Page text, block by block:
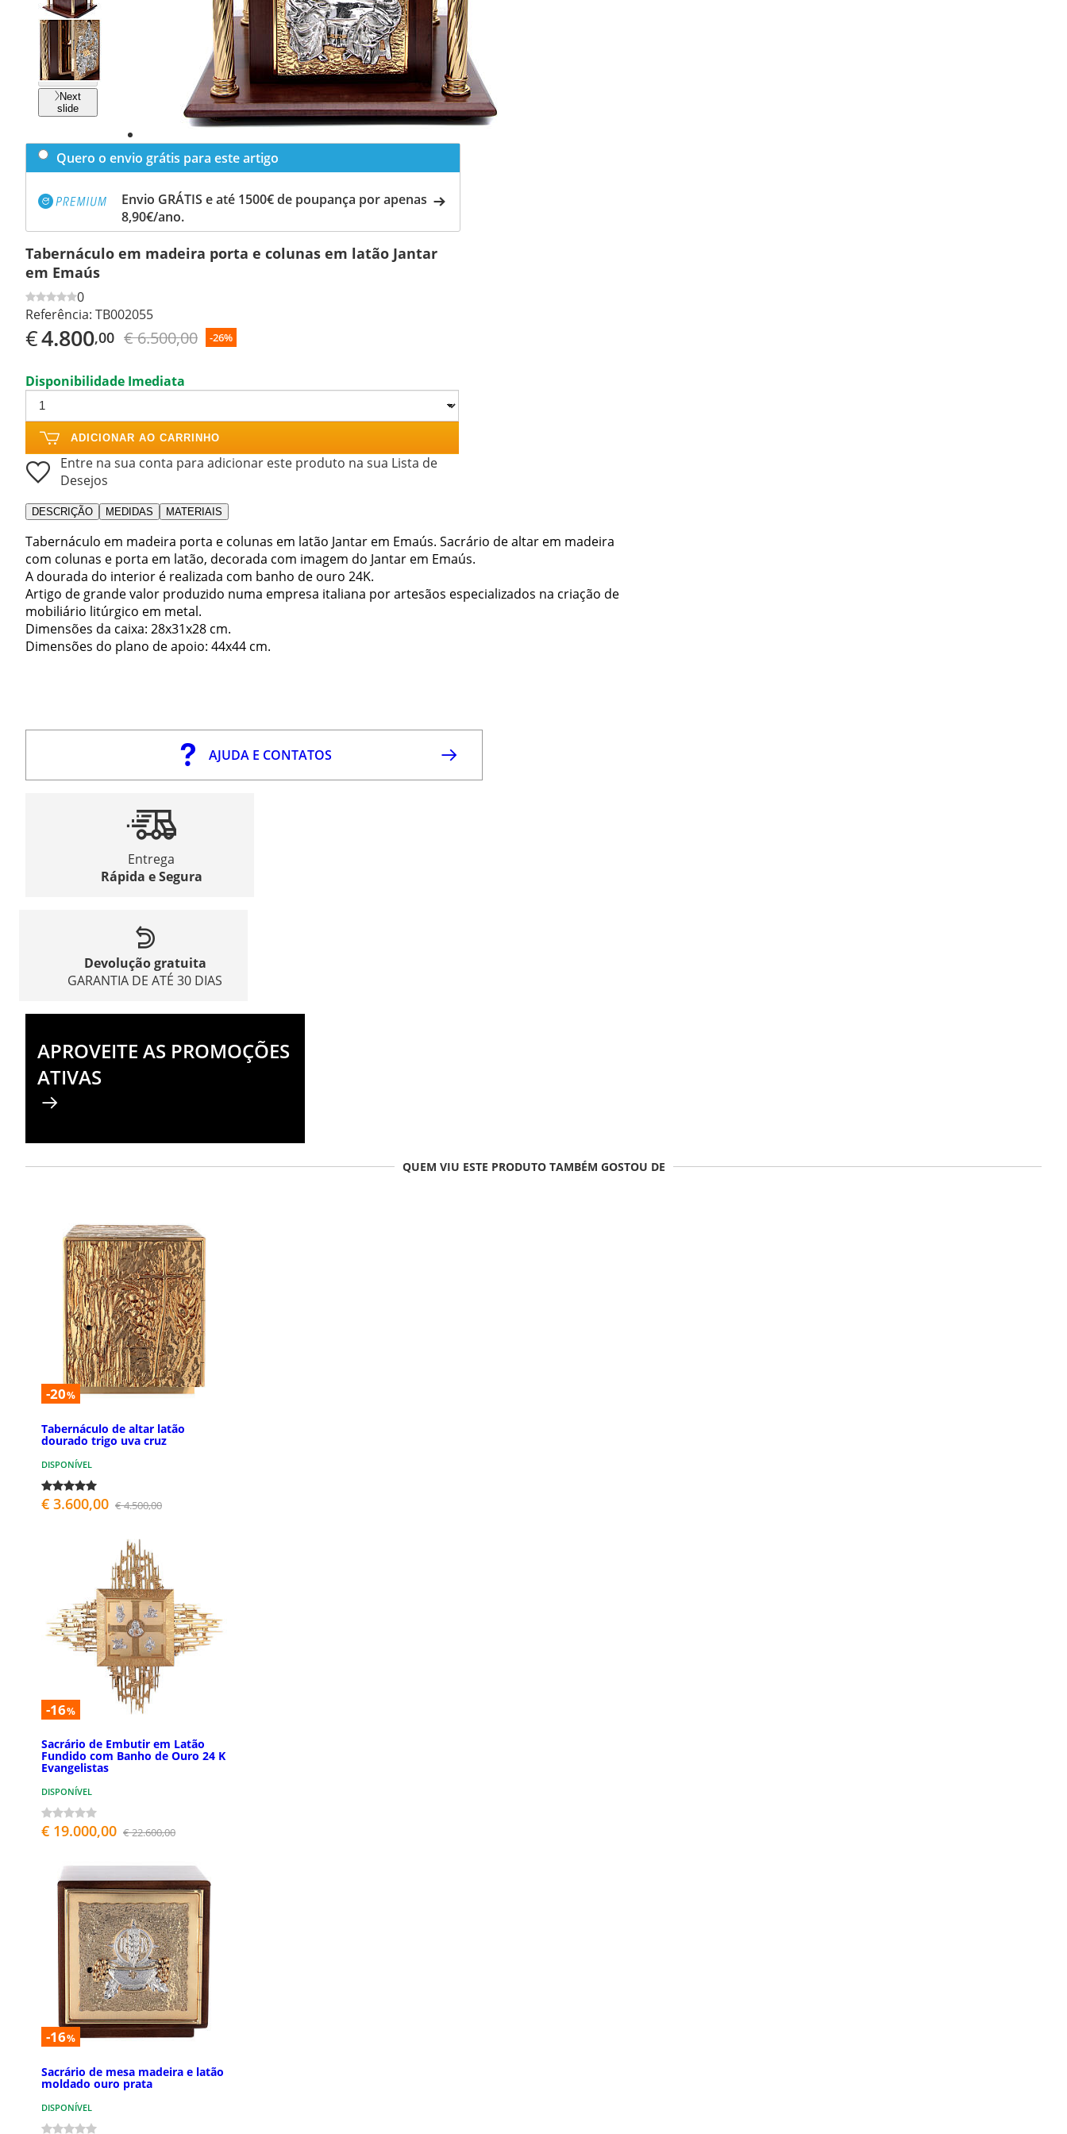
Previous
slide
Next
slide
Quero o envio grátis para este artigo
Envio GRÁTIS e até 1500€ de poupança por apenas
8,90€/ano.
Tabernáculo em madeira porta e colunas em latão Jantar
em Emaús
0
Referência: TB002055
€4.800,00 € 6.500,00 -26%
Disponibilidade Imediata
ADICIONAR AO CARRINHO
Entre na sua conta para adicionar este produto na sua Lista de
Desejos
DESCRIÇÃO MEDIDAS MATERIAIS
Tabernáculo em madeira porta e colunas em latão Jantar em Emaús. Sacrário de altar em madeira
com colunas e porta em latão, decorada com imagem do Jantar em Emaús.
A dourada do interior é realizada com banho de ouro 24K.
Artigo de grande valor produzido numa empresa italiana por artesãos especializados na criação de
mobiliário litúrgico em metal.
Dimensões da caixa: 28x31x28 cm.
Dimensões do plano de apoio: 44x44 cm.
AJUDA E CONTATOS
Entrega
Rápida e Segura
Devolução gratuita
GARANTIA DE ATÉ 30 DIAS
APROVEITE AS PROMOÇÕES
ATIVAS
QUEM VIU ESTE PRODUTO TAMBÉM GOSTOU DE
-20%
Tabernáculo de altar latão
dourado trigo uva cruz
DISPONÍVEL
€ 3.600,00 € 4.500,00
-16%
Sacrário de Embutir em Latão
Fundido com Banho de Ouro 24 K
Evangelistas
DISPONÍVEL
€ 19.000,00 € 22.600,00
-16%
Sacrário de mesa madeira e latão
moldado ouro prata
DISPONÍVEL